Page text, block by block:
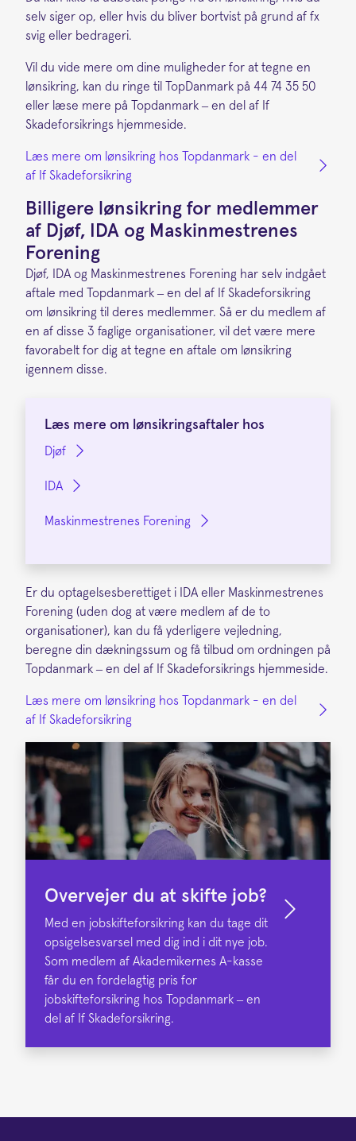
selv siger op, eller hvis du bliver bortvist på grund af fx
svig eller bedrageri.
Vil du vide mere om dine muligheder for at tegne en
lønsikring, kan du ringe til TopDanmark på 44 74 35 50
eller læse mere på Topdanmark – en del af If
Skadeforsikrings hjemmeside.
Læs mere om lønsikring hos Topdanmark - en del
af If Skadeforsikring
Billigere lønsikring for medlemmer
af Djøf, IDA og Maskinmestrenes
Forening
Djøf, IDA og Maskinmestrenes Forening har selv indgået
aftale med Topdanmark – en del af If Skadeforsikring
om lønsikring til deres medlemmer. Så er du medlem af
en af disse 3 faglige organisationer, vil det være mere
favorabelt for dig at tegne en aftale om lønsikring
igennem disse.
Læs mere om lønsikringsaftaler hos
Djøf
IDA
Maskinmestrenes Forening
Er du optagelsesberettiget i IDA eller Maskinmestrenes
Forening (uden dog at være medlem af de to
organisationer), kan du få yderligere vejledning,
beregne din dækningssum og få tilbud om ordningen på
Topdanmark – en del af If Skadeforsikrings hjemmeside.
Læs mere om lønsikring hos Topdanmark - en del
af If Skadeforsikring
Overvejer du at skifte job?
Med en jobskifteforsikring kan du tage dit
opsigelsesvarsel med dig ind i dit nye job.
Som medlem af Akademikernes A-kasse
får du en fordelagtig pris for
jobskifteforsikring hos Topdanmark – en
del af If Skadeforsikring.